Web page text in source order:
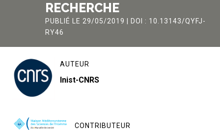
RECHERCHE
PUBLIÉ LE 29/05/2019 | DOI : 10.13143/QYFJ-
RY46
AUTEUR
Inist-CNRS
CONTRIBUTEUR